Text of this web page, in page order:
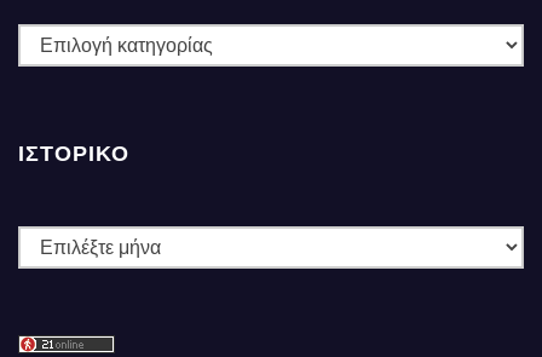
ΚΑΤΗΓΟΡΙΕΣ
ΙΣΤΟΡΙΚΌ
Ιστορικό